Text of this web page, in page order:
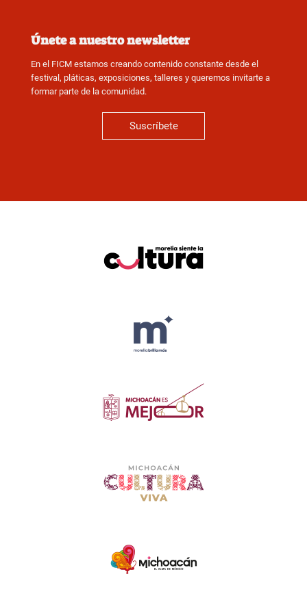
Únete a nuestro newsletter
En el FICM estamos creando contenido constante desde el
festival, pláticas, exposiciones, talleres y queremos invitarte a
formar parte de la comunidad.
Suscríbete